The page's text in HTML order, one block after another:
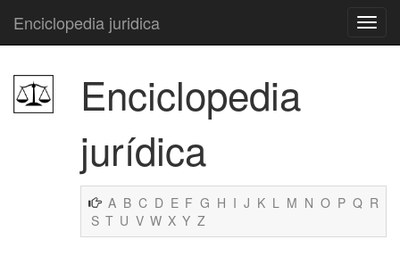
Enciclopedia juridica
Enciclopedia
jurídica
A B C D E F G H I J K L M N O P Q R
S T U V W X Y Z